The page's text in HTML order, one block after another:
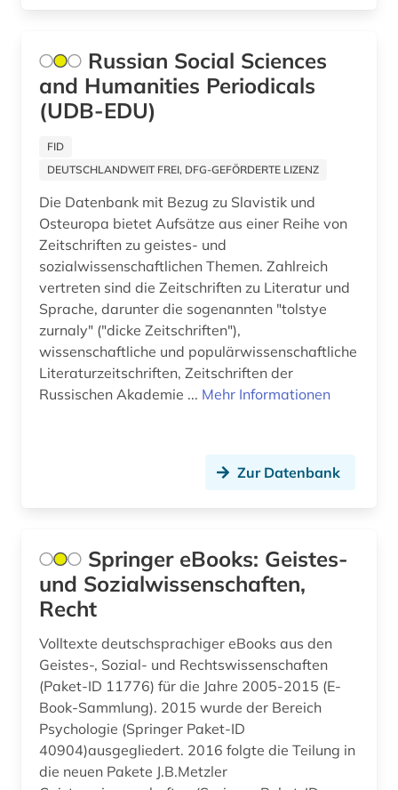
Russian Social Sciences
and Humanities Periodicals
(UDB-EDU)
FID
DEUTSCHLANDWEIT FREI, DFG-GEFÖRDERTE LIZENZ
Die Datenbank mit Bezug zu Slavistik und
Osteuropa bietet Aufsätze aus einer Reihe von
Zeitschriften zu geistes- und
sozialwissenschaftlichen Themen. Zahlreich
vertreten sind die Zeitschriften zu Literatur und
Sprache, darunter die sogenannten "tolstye
zurnaly" ("dicke Zeitschriften"),
wissenschaftliche und populärwissenschaftliche
Literaturzeitschriften, Zeitschriften der
Russischen Akademie ... Mehr Informationen
Zur Datenbank
Springer eBooks: Geistes-
und Sozialwissenschaften,
Recht
Volltexte deutschsprachiger eBooks aus den
Geistes-, Sozial- und Rechtswissenschaften
(Paket-ID 11776) für die Jahre 2005-2015 (E-
Book-Sammlung). 2015 wurde der Bereich
Psychologie (Springer Paket-ID
40904)ausgegliedert. 2016 folgte die Teilung in
die neuen Pakete J.B.Metzler